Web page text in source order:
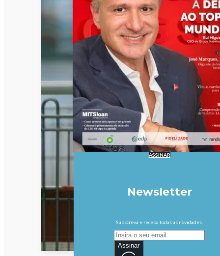
ASSINAR
Newsletter
Subscreva e receba todas as novidades.
Assinar